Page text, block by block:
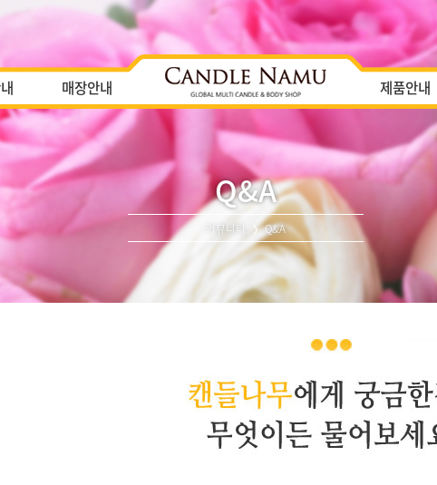
매장안내 제품안내
Q&A
커뮤니티 Q&A